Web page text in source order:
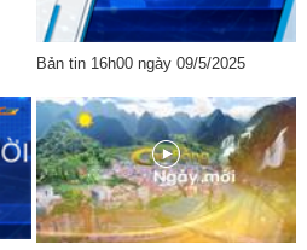
Bản tin 16h00 ngày 09/5/2025